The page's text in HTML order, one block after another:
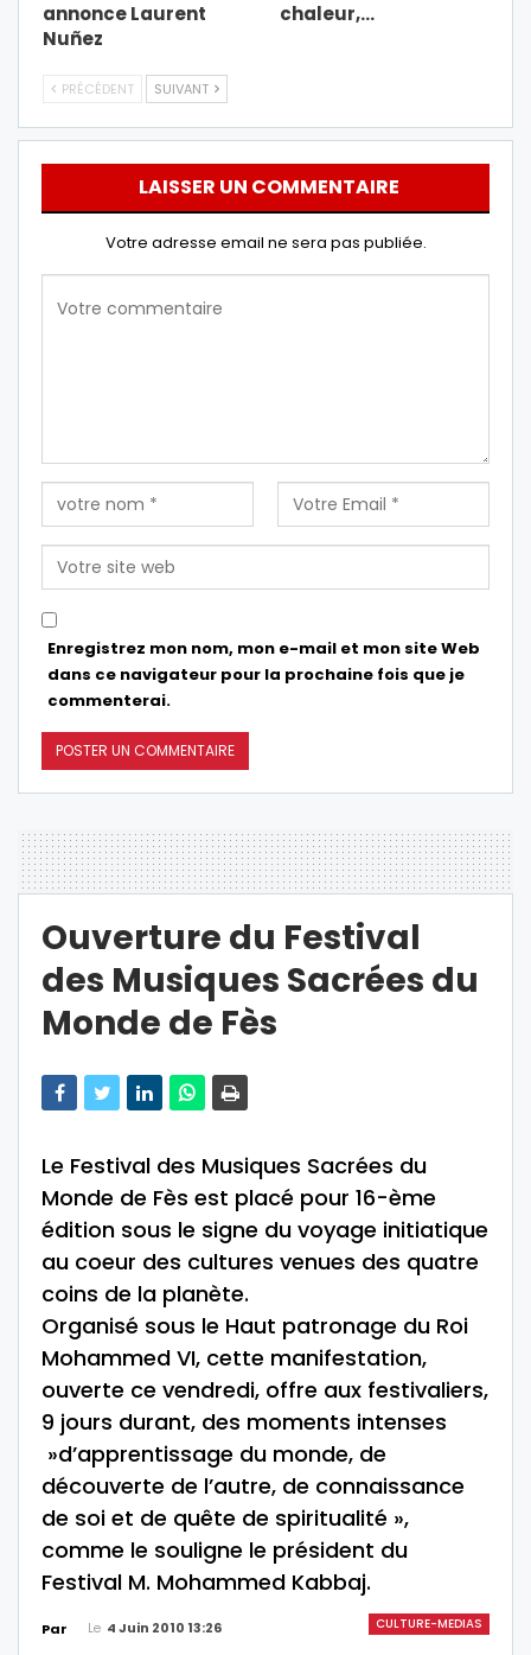
annonce Laurent
Nuñez
chaleur,…
PRÉCÉDENT SUIVANT
LAISSER UN COMMENTAIRE
Votre adresse email ne sera pas publiée.
Enregistrez mon nom, mon e-mail et mon site Web
dans ce navigateur pour la prochaine fois que je
commenterai.
Ouverture du Festival
des Musiques Sacrées du
Monde de Fès
Le Festival des Musiques Sacrées du
Monde de Fès est placé pour 16-ème
édition sous le signe du voyage initiatique
au coeur des cultures venues des quatre
coins de la planète.
Organisé sous le Haut patronage du Roi
Mohammed VI, cette manifestation,
ouverte ce vendredi, offre aux festivaliers,
9 jours durant, des moments intenses
»d’apprentissage du monde, de
découverte de l’autre, de connaissance
de soi et de quête de spiritualité »,
comme le souligne le président du
Festival M. Mohammed Kabbaj.
CULTURE-MEDIAS
Par Le 4 Juin 2010 13:26